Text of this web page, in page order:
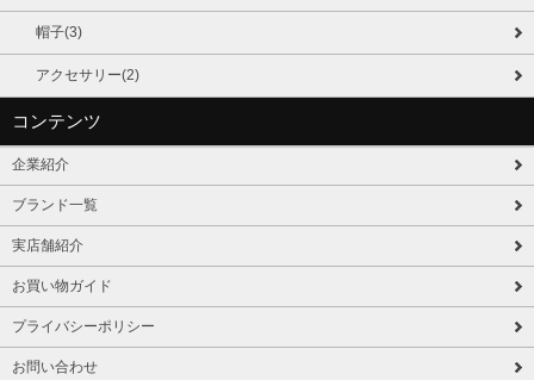
帽子(3)
アクセサリー(2)
コンテンツ
企業紹介
ブランド一覧
実店舗紹介
お買い物ガイド
プライバシーポリシー
お問い合わせ